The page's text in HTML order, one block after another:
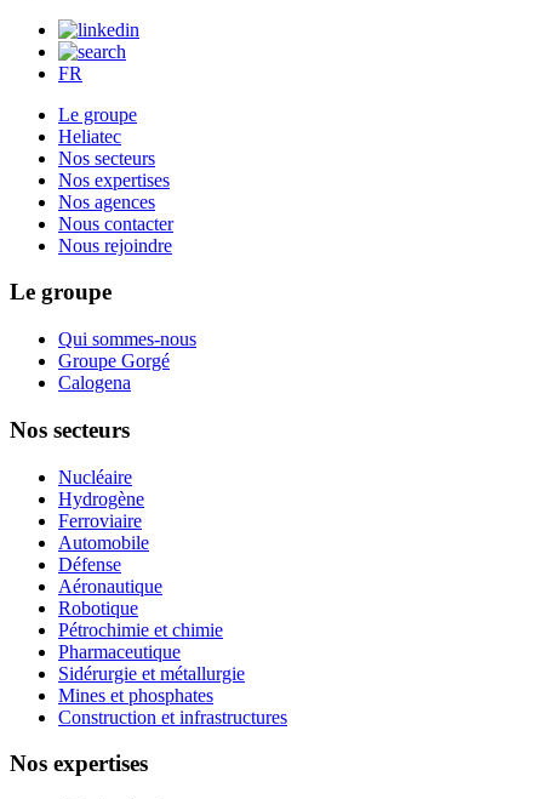
FR
Le groupe
Heliatec
Nos secteurs
Nos expertises
Nos agences
Nous contacter
Nous rejoindre
Le groupe
Qui sommes-nous
Groupe Gorgé
Calogena
Nos secteurs
Nucléaire
Hydrogène
Ferroviaire
Automobile
Défense
Aéronautique
Robotique
Pétrochimie et chimie
Pharmaceutique
Sidérurgie et métallurgie
Mines et phosphates
Construction et infrastructures
Nos expertises